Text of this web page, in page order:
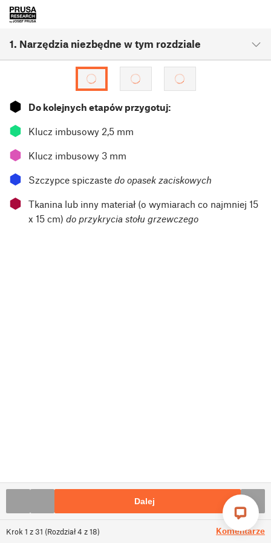
1. Narzędzia niezbędne w tym rozdziale
Krok 1 z31 (Rozdział4 z18) Komentarze
⬢ Do kolejnych etapów przygotuj:
⬢ Klucz imbusowy 2,5 mm
⬢ Klucz imbusowy 3 mm
⬢ Szczypce spiczaste do opasek zaciskowych
⬢
Tkanina lub inny materiał (o wymiarach co najmniej 15
x 15 cm) do przykrycia stołu grzewczego
Dalej